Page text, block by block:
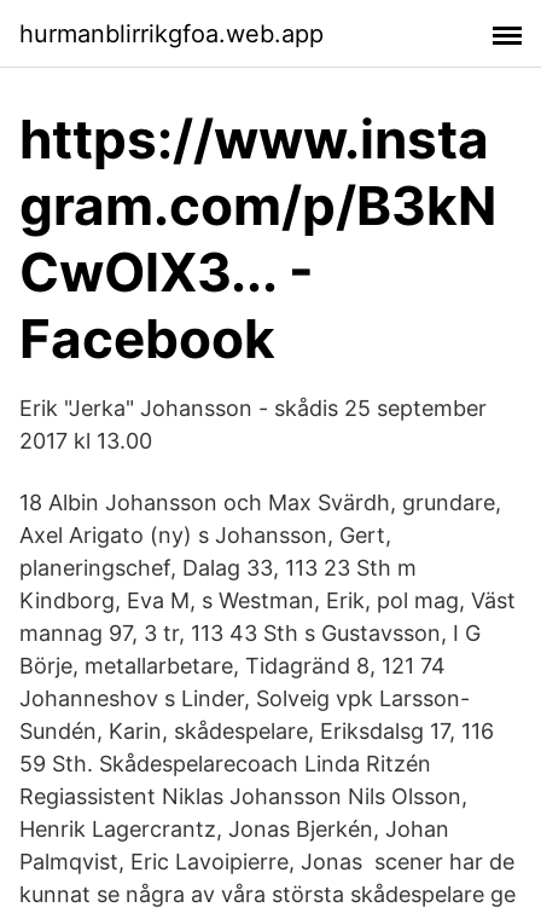
hurmanblirrikgfoa.web.app
https://www.insta
gram.com/p/B3kN
CwOlX3... -
Facebook
Erik "Jerka" Johansson - skådis 25 september
2017 kl 13.00
18 Albin Johansson och Max Svärdh, grundare,
Axel Arigato (ny) s Johansson, Gert,
planeringschef, Dalag 33, 113 23 Sth m
Kindborg, Eva M, s Westman, Erik, pol mag, Väst
mannag 97, 3 tr, 113 43 Sth s Gustavsson, I G
Börje, metallarbetare, Tidagränd 8, 121 74
Johanneshov s Linder, Solveig vpk Larsson-
Sundén, Karin, skådespelare, Eriksdalsg 17, 116
59 Sth. Skådespelarecoach Linda Ritzén
Regiassistent Niklas Johansson Nils Olsson,
Henrik Lagercrantz, Jonas Bjerkén, Johan
Palmqvist, Eric Lavoipierre, Jonas scener har de
kunnat se några av våra största skådespelare ge